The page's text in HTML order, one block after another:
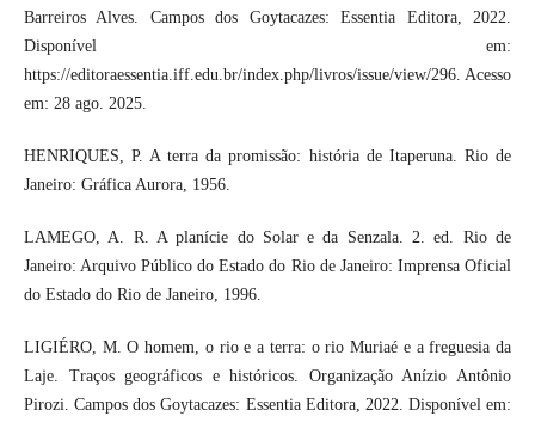
Barreiros Alves. Campos dos Goytacazes: Essentia Editora, 2022.
Disponível em:
https://editoraessentia.iff.edu.br/index.php/livros/issue/view/296. Acesso
em: 28 ago. 2025.
HENRIQUES, P. A terra da promissão: história de Itaperuna. Rio de
Janeiro: Gráfica Aurora, 1956.
LAMEGO, A. R. A planície do Solar e da Senzala. 2. ed. Rio de
Janeiro: Arquivo Público do Estado do Rio de Janeiro: Imprensa Oficial
do Estado do Rio de Janeiro, 1996.
LIGIÉRO, M. O homem, o rio e a terra: o rio Muriaé e a freguesia da
Laje. Traços geográficos e históricos. Organização Anízio Antônio
Pirozi. Campos dos Goytacazes: Essentia Editora, 2022. Disponível em: